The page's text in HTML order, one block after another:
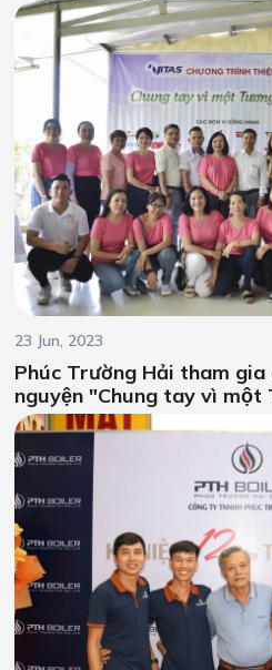
trong các hoạt độgn sản xuất và
PTH Boiler tìm hiều về xu hứng
23 Jun, 2023
Phúc Trường Hải tham
nguyện "Chung tay vì một